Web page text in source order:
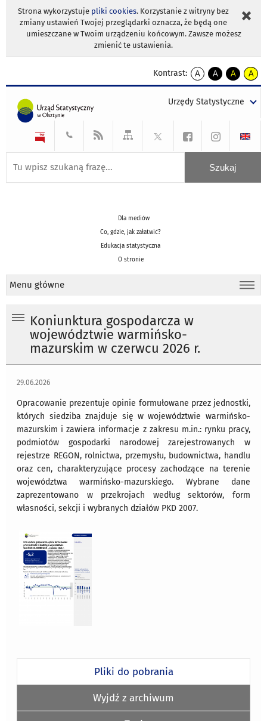
Strona wykorzystuje pliki cookies. Korzystanie z witryny bez
zmiany ustawień Twojej przeglądarki oznacza, że będą one
umieszczane w Twoim urządzeniu końcowym. Zawsze możesz
zmienić te ustawienia.
Kontrast:
A
kontrast
A
kontrast
tekst
czarnym
A
kontrast
tekst
czarnym
A
tekst
żółtym
Urzędy Statystyczne
Dla mediów
Co, gdzie, jak załatwić?
Edukacja statystyczna
O stronie
Menu główne
Koniunktura gospodarcza w
województwie warmińsko-
mazurskim w czerwcu 2026 r.
29.06.2026
Opracowanie prezentuje opinie formułowane przez jednostki,
których siedziba znajduje się w województwie warmińsko-
mazurskim i zawiera informacje z zakresu m.in.: rynku pracy,
podmiotów gospodarki narodowej zarejestrowanych w
rejestrze REGON, rolnictwa, przemysłu, budownictwa, handlu
oraz cen, charakteryzujące procesy zachodzące na terenie
województwa warmińsko-mazurskiego. Wybrane dane
zaprezentowano w przekrojach według sektorów, form
własności, sekcji i wybranych działów PKD 2007.
Pliki do pobrania
Wyjdź z archiwum